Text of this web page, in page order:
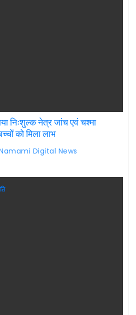
निःशुल्क नेत्र जांच एवं चश्मा
को मिला लाभ
Digital News